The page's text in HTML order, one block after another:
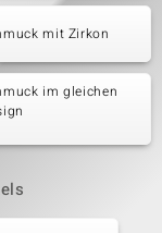
mit Zirkon
im gleichen